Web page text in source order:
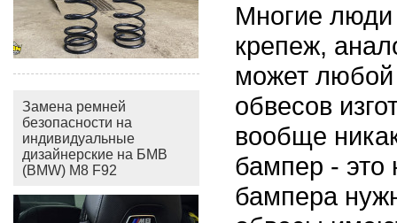
Замена ремней
безопасности на
индивидуальные
дизайнерские на БМВ
(BMW) M8 F92
Многие люди
крепеж,
может
обвесов
вообще
бампер - это
бампера